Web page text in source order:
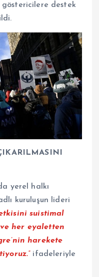
göstericilere destek
yerel halkı
kuruluşun lideri
suistimal
ve her eyaletten
harekete
ifadeleriyle